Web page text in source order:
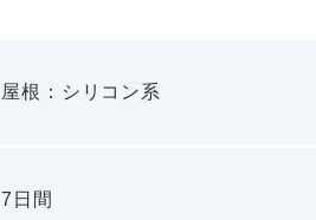
屋根：シリコン系
7日間